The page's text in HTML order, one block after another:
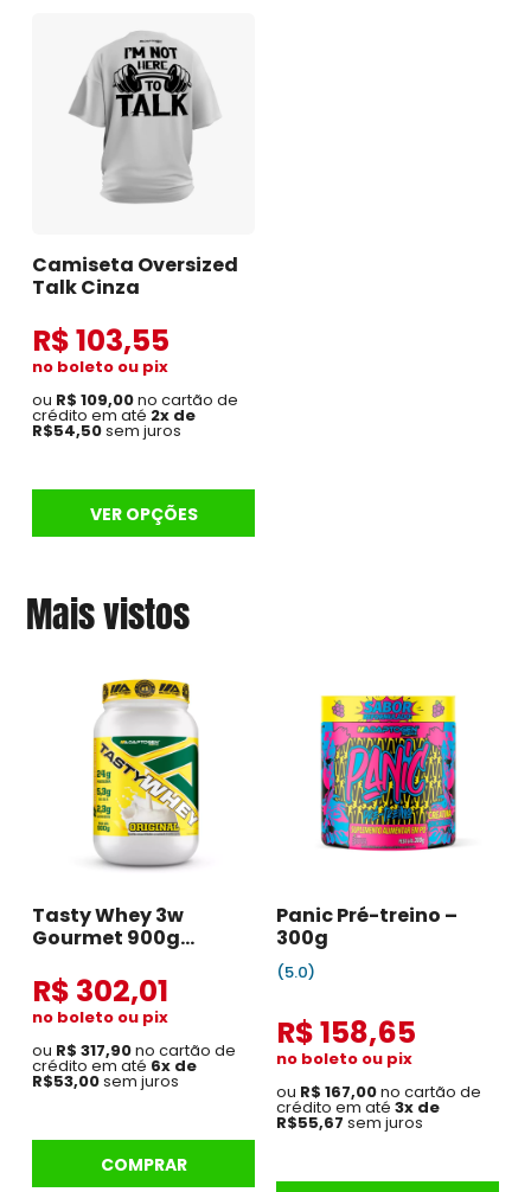
Camiseta Oversized
Talk Cinza
R$ 103,55
no boleto ou pix
ou R$ 109,00no cartão de
crédito em até 2x de
R$54,50sem juros
VER OPÇÕES
Mais vistos
Tasty Whey 3w
Gourmet 900g
R$ 302,01
no boleto ou pix
ou R$ 317,90no cartão de
crédito em até 6x de
R$53,00sem juros
COMPRAR
Panic Pré-treino –
300g
(5.0)
R$ 158,65
no boleto ou pix
ou R$ 167,00no cartão de
crédito em até3x de
R$55,67 sem juros